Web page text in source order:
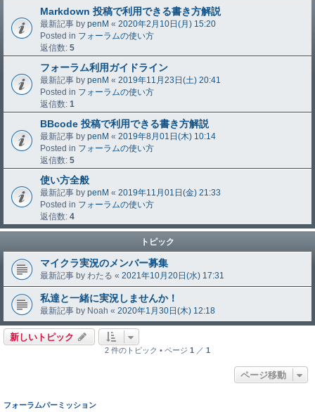
Markdown 投稿で利用できる書き方解説
最新記事 by penM « 2020年2月10日(月) 15:20
Posted in フォーラムの使い方
返信数: 5
フォーラム利用ガイドライン
最新記事 by penM « 2019年11月23日(土) 20:41
Posted in フォーラムの使い方
返信数: 1
BBcode 投稿で利用できる書き方解説
最新記事 by penM « 2019年8月01日(木) 10:14
Posted in フォーラムの使い方
返信数: 5
使い方全般
最新記事 by penM « 2019年11月01日(金) 21:33
Posted in フォーラムの使い方
返信数: 4
トピック
マイクラ実況のメンバー募集
最新記事 by わたる « 2021年10月20日(水) 17:31
私達と一緒に実況しませんか！
最新記事 by Noah « 2020年1月30日(木) 12:18
新しいトピック
2 件のトピック • ページ 1 ／ 1
ページ移動
フォーラムパーミッション